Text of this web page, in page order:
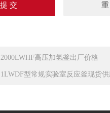
2000LWHF高压加氢釜出厂价格
1LWDF型常规实验室反应釜现货供